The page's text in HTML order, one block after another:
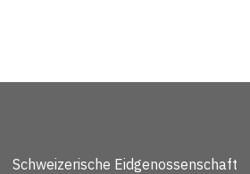
Schweizerische Eidgenossenschaft